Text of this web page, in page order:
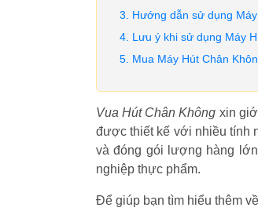
Hướng dẫn sử dụng
Lưu ý khi sử dụng Máy
Mua Máy Hút Chân
Vua Hút Chân Không xin
được thiết kế với nhiều tính
và đóng gói lượng hàng
nghiệp thực phẩm.
Để giúp bạn tìm hiểu thêm